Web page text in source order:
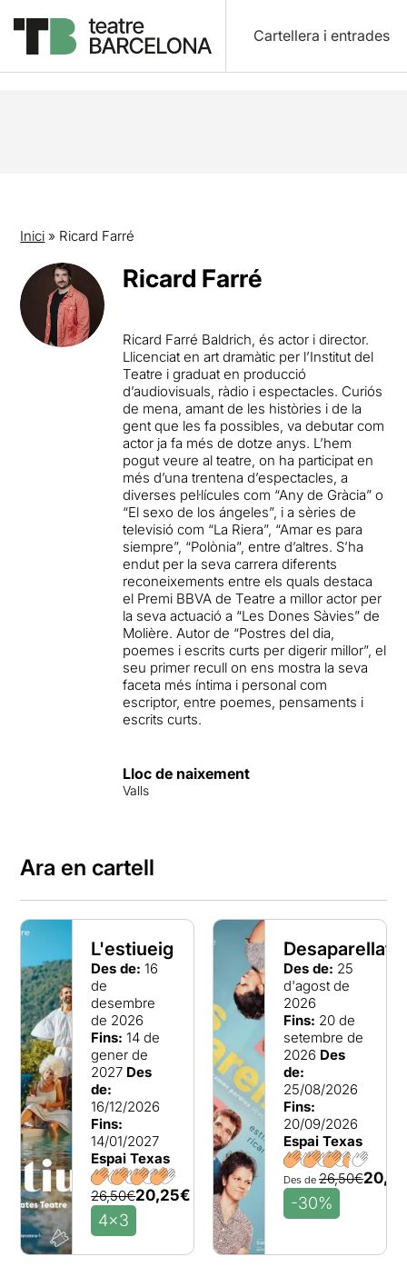
Cartellera i entrades
Inici » Ricard Farré
Ricard Farré
Ricard Farré Baldrich, és actor i director.
Llicenciat en art dramàtic per l’Institut del
Teatre i graduat en producció
d’audiovisuals, ràdio i espectacles. Curiós
de mena, amant de les històries i de la
gent que les fa possibles, va debutar com
actor ja fa més de dotze anys. L’hem
pogut veure al teatre, on ha participat en
més d’una trentena d’espectacles, a
diverses pel·lícules com “Any de Gràcia” o
“El sexo de los ángeles”, i a sèries de
televisió com “La Riera”, “Amar es para
siempre”, “Polònia”, entre d’altres. S’ha
endut per la seva carrera diferents
reconeixements entre els quals destaca
el Premi BBVA de Teatre a millor actor per
la seva actuació a “Les Dones Sàvies” de
Molière. Autor de “Postres del dia,
poemes i escrits curts per digerir millor”, el
seu primer recull on ens mostra la seva
faceta més íntima i personal com
escriptor, entre poemes, pensaments i
escrits curts.
Lloc de naixement
Valls
Ara en cartell
L'estiueig
Des de: 16
de
desembre
de 2026
Fins: 14 de
gener de
2027 Des
de:
16/12/2026
Fins:
14/01/2027
Espai Texas
26,50€20,25€
4x3
Desaparellats
Des de: 25
d'agost de
2026
Fins: 20 de
setembre de
2026 Des
de:
25/08/2026
Fins:
20/09/2026
Espai Texas
Des de26,50€
-30%